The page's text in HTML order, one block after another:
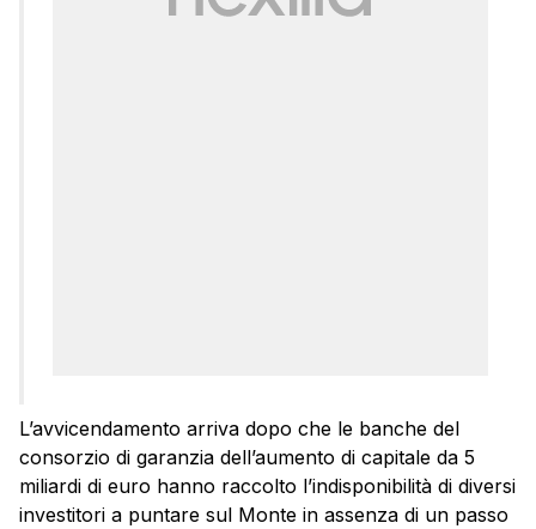
L’avvicendamento arriva dopo che le banche del
consorzio di garanzia dell’aumento di capitale da 5
miliardi di euro hanno raccolto l’indisponibilità di diversi
investitori a puntare sul Monte in assenza di un passo